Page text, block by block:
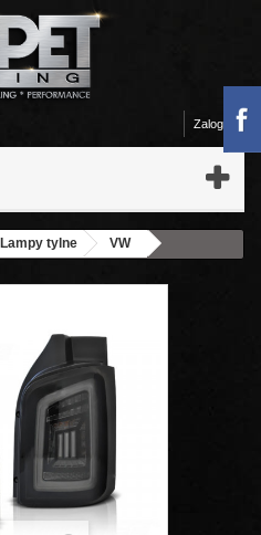
Zaloguj się
Lampy tylne
VW